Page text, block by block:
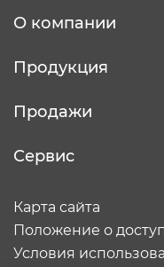
О компании
Продукция
Продажи
Сервис
Карта сайта
Положение о
Условия